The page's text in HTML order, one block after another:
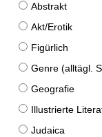
Abstrakt
Akt/Erotik
Figürlich
Genre (alltägl.
Geografie
Illustrierte
Judaica